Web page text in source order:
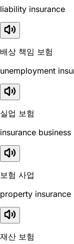
liability insurance
배상 책임 보험
unemployment
실업 보험
insurance business
보험 사업
property insurance
재산 보험